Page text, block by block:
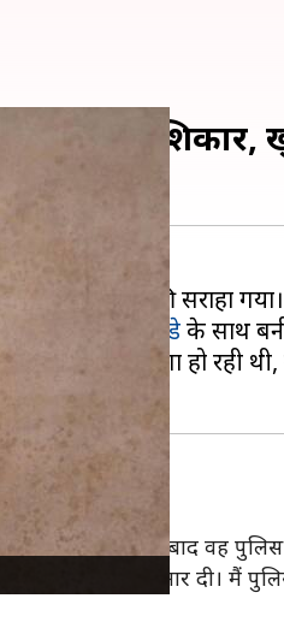
दुर्घटना के
काम को काफी सराहा गया।
जोड़ी
अनन्या पांडेके साथ
दिल' की घोषणा हो रही
मार दी, जिसके बाद वह
कार को टक्कर मार दी। मैं